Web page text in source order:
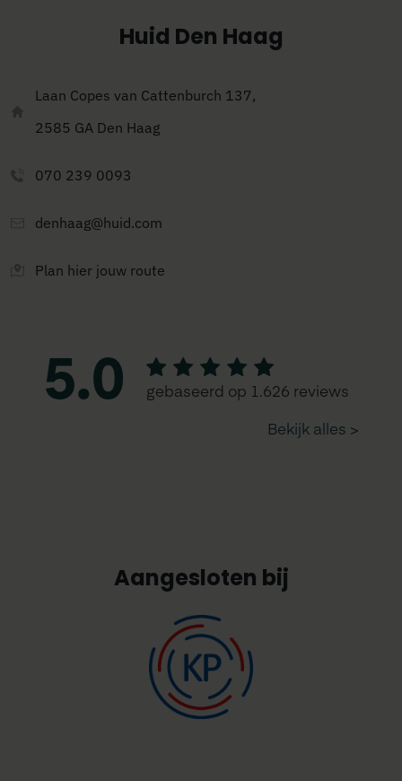
Huid Den Haag
Laan Copes van Cattenburch 137,
2585 GA Den Haag
070 239 0093
denhaag@huid.com
Plan hier jouw route
Aangesloten bij